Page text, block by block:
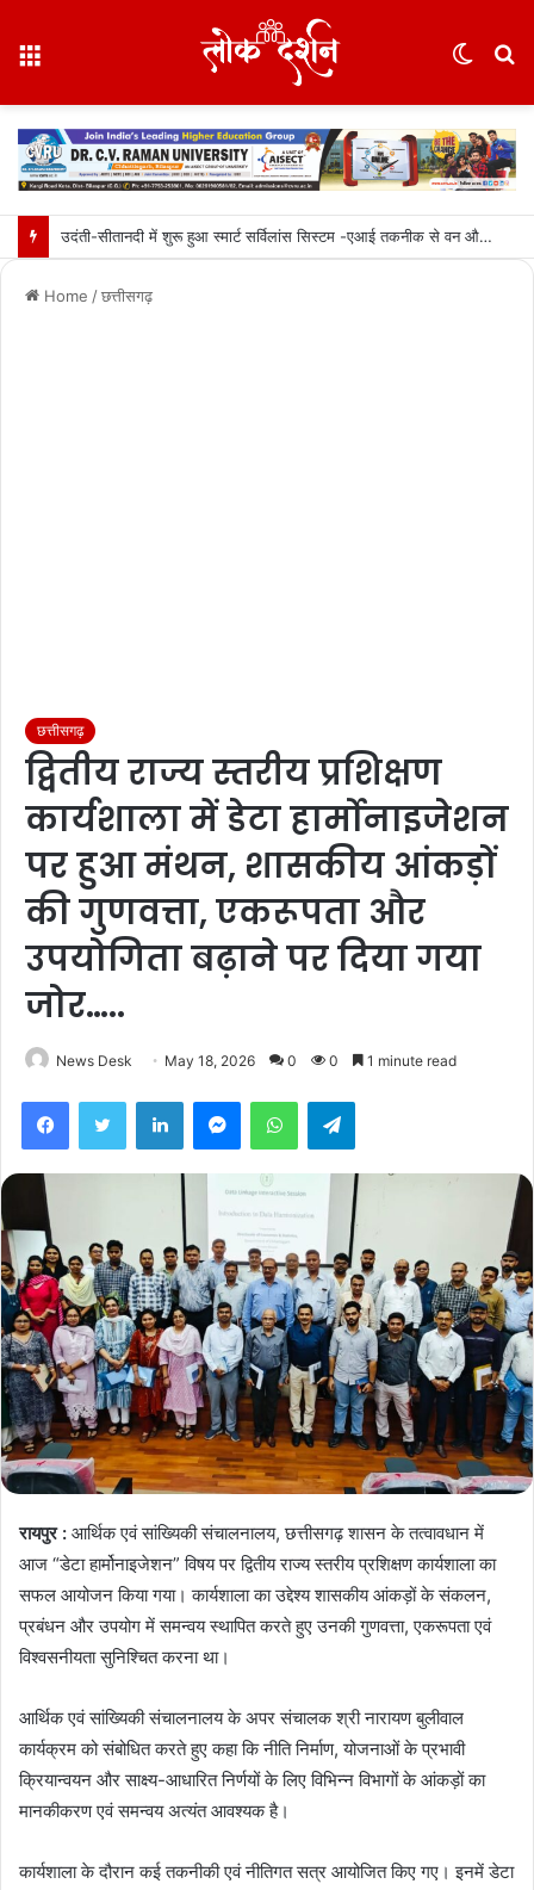
उदंती-सीतानदी में शुरू हुआ स्मार्ट सर्विलांस सिस्टम -एआई तकनीक से वन और वन्यजीवों की 24X7 निगरानी….
Home /छत्तीसगढ़
छत्तीसगढ़
द्वितीय राज्य स्तरीय प्रशिक्षण
कार्यशाला में डेटा हार्मोनाइजेशन
पर हुआ मंथन, शासकीय आंकड़ों
की गुणवत्ता, एकरूपता और
उपयोगिता बढ़ाने पर दिया गया
जोर…..
News Desk May 18, 2026 0 0 1 minute read
रायपुर : आर्थिक एवं सांख्यिकी संचालनालय, छत्तीसगढ़ शासन के तत्वावधान में
आज “डेटा हार्मोनाइजेशन” विषय पर द्वितीय राज्य स्तरीय प्रशिक्षण कार्यशाला का
सफल आयोजन किया गया। कार्यशाला का उद्देश्य शासकीय आंकड़ों के संकलन,
प्रबंधन और उपयोग में समन्वय स्थापित करते हुए उनकी गुणवत्ता, एकरूपता एवं
विश्वसनीयता सुनिश्चित करना था।
आर्थिक एवं सांख्यिकी संचालनालय के अपर संचालक श्री नारायण बुलीवाल
कार्यक्रम को संबोधित करते हुए कहा कि नीति निर्माण, योजनाओं के प्रभावी
क्रियान्वयन और साक्ष्य-आधारित निर्णयों के लिए विभिन्न विभागों के आंकड़ों का
मानकीकरण एवं समन्वय अत्यंत आवश्यक है।
कार्यशाला के दौरान कई तकनीकी एवं नीतिगत सत्र आयोजित किए गए। इनमें डेटा